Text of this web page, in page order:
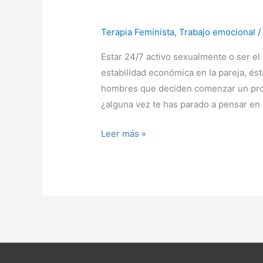
Terapia Feminista,Trabajo emocional /
Estar 24/7 activo sexualmente o ser
estabilidad económica en la pareja,
hombres que deciden comenzar un
¿alguna vez te has parado a pensar
de
ser
hombre
proveedor
Leer más »